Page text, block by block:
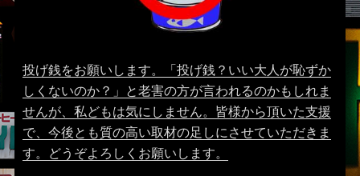
投げ銭をお願いします。「投げ銭？いい大人が恥ずか
しくないのか？」と老害の方が言われるのかもしれま
せんが、私どもは気にしません。皆様から頂いた支援
で、今後とも質の高い取材の足しにさせていただきま
す。どうぞよろしくお願いします。